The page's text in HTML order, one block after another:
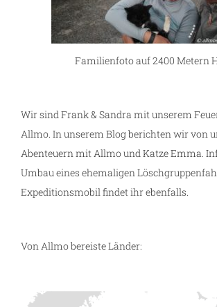
Familienfoto auf 2400 Metern
Wir sind Frank & Sandra mit unserem
Allmo. In unserem Blog berichten wir von
Abenteuern mit Allmo und Katze Emma.
Umbau eines ehemaligen
Expeditionsmobil findet ihr ebenfalls.
Von Allmo bereiste Länder: